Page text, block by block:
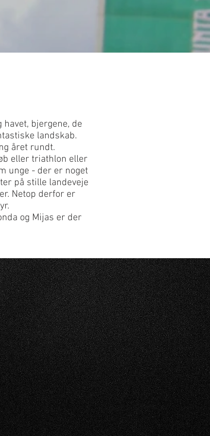
bjergene, de
landskab.
året rundt.
eller triathlon eller
unge - der er noget
på stille landeveje
Netop derfor er
og Mijas er der